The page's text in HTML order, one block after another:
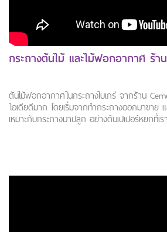
กระถางต้นไม้ และไม้ฟอกอากาศ ร้
ต้นไม้ฟอกอากาศในกระถางใบเกร๋ จากร้าน
ไอเดียดีมาก โดยเริ่มจากทำกระถางออกมาขาย
เหมาะกับกระถางมาปลูก อย่างต้นเปเปอร์หยกที่เร